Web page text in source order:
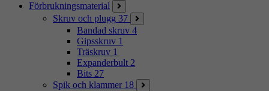
Förbrukningsmaterial
Skruv och plugg 37
Bandad skruv 4
Gipsskruv 1
Träskruv 1
Expanderbult 2
Bits 27
Spik och klammer 18